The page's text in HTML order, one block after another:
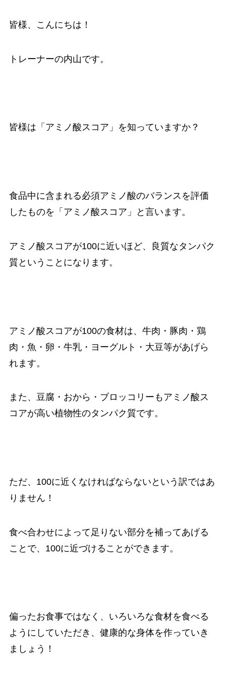
皆様、こんにちは！
トレーナーの内山です。
皆様は「アミノ酸スコア」を知っていますか？
食品中に含まれる必須アミノ酸のバランスを評価
したものを「アミノ酸スコア」と言います。
アミノ酸スコアが100に近いほど、良質なタンパク
質ということになります。
アミノ酸スコアが100の食材は、牛肉・豚肉・鶏
肉・魚・卵・牛乳・ヨーグルト・大豆等があげら
れます。
また、豆腐・おから・ブロッコリーもアミノ酸ス
コアが高い植物性のタンパク質です。
ただ、100に近くなければならないという訳ではあ
りません！
食べ合わせによって足りない部分を補ってあげる
ことで、100に近づけることができます。
偏ったお食事ではなく、いろいろな食材を食べる
ようにしていただき、健康的な身体を作っていき
ましょう！